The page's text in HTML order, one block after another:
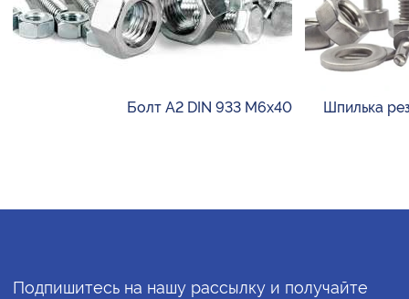
Болт А2 DIN 933 М6х40 Шпилька
Подпишитесь на нашу рассылку и получайте